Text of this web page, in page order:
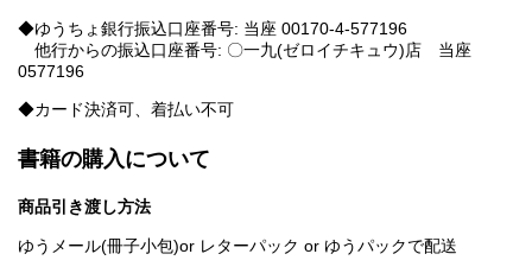
◆ゆうちょ銀行振込口座番号: 当座 00170-4-577196
他行からの振込口座番号: 〇一九(ゼロイチキュウ)店 当座
0577196
◆カード決済可、着払い不可
書籍の購入について
商品引き渡し方法
ゆうメール(冊子小包)or レターパック or ゆうパックで配送